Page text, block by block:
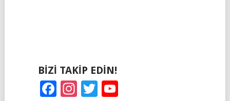
BIZI TAKIP EDIN!
Facebook
Instagram
Twitter